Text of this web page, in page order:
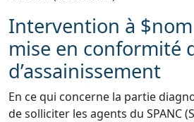
Intervention à
mise en conformité
d’assainissement
En ce qui concerne la partie
de solliciter les agents du SPANC